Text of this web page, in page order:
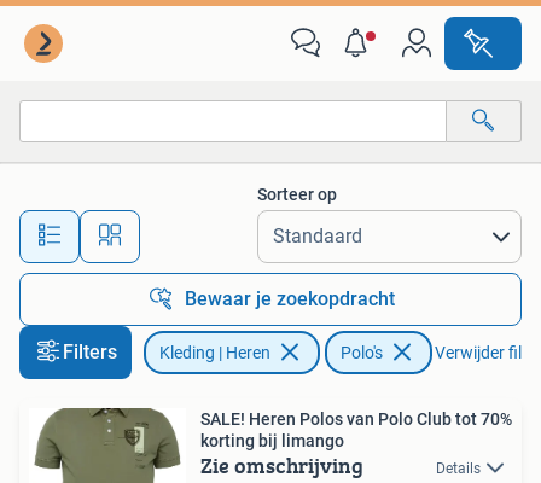
Alle afstanden…
Sorteer op
Bewaar je zoekopdracht
Filters Kleding | Heren Polo's Verwijder
SALE! Heren Polos van Polo Club tot 70%
korting bij limango
Zie omschrijving Details